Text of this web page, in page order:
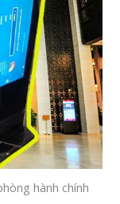
hành chính